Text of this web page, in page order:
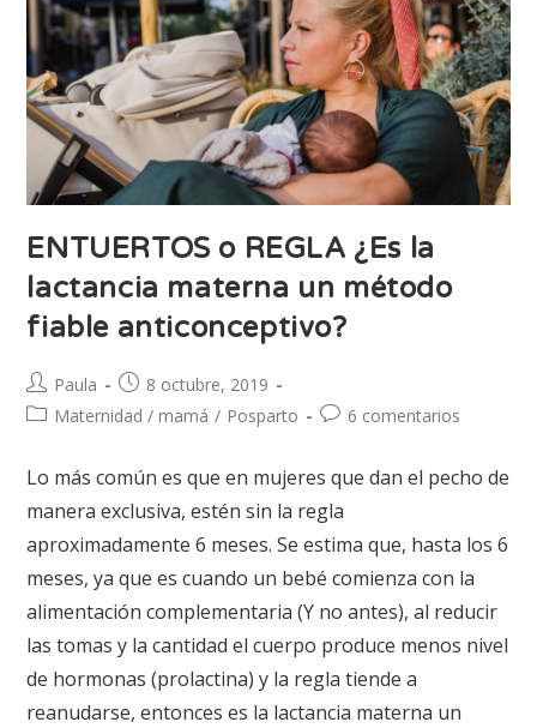
ENTUERTOS o REGLA ¿Es la
lactancia materna un método
fiable anticonceptivo?
Paula
8 octubre, 2019
Maternidad / mamá / Posparto 6 comentarios
Lo más común es que en mujeres que dan el pecho de
manera exclusiva, estén sin la regla
aproximadamente 6 meses. Se estima que, hasta los 6
meses, ya que es cuando un bebé comienza con la
alimentación complementaria (Y no antes), al reducir
las tomas y la cantidad el cuerpo produce menos nivel
de hormonas (prolactina) y la regla tiende a
reanudarse, entonces es la lactancia materna un